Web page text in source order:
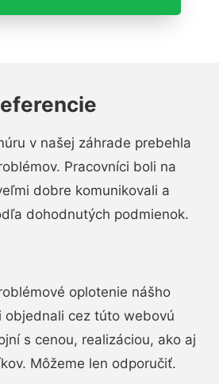
v našej záhrade prebehla
Pracovníci boli na
dobre komunikovali a
dohodnutých podmienok.
oplotenie nášho
objednali cez túto webovú
s cenou, realizáciou, ako aj
Môžeme len odporučiť.